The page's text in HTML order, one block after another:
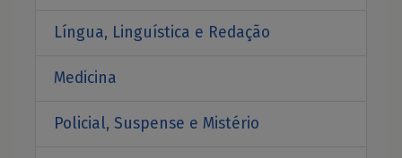
Língua, Linguística e Redação
Medicina
Policial, Suspense e Mistério